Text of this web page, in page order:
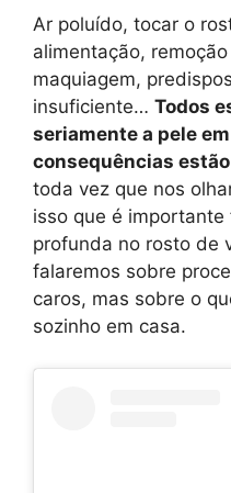
Ar poluído, tocar o
alimentação,
maquiagem,
insuficiente… Todos
seriamente a pele
consequências
toda vez que nos
isso que é importante
profunda no rosto de
falaremos sobre
caros, mas sobre o
sozinho em casa.